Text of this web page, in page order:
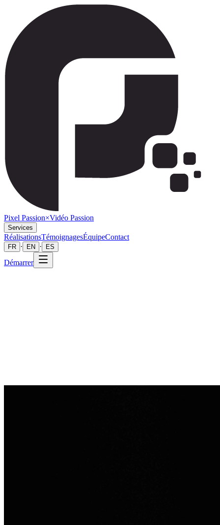
Pixel Passion×Vidéo Passion
Services
RéalisationsTémoignagesÉquipeContact
FR · EN · ES
Démarrer